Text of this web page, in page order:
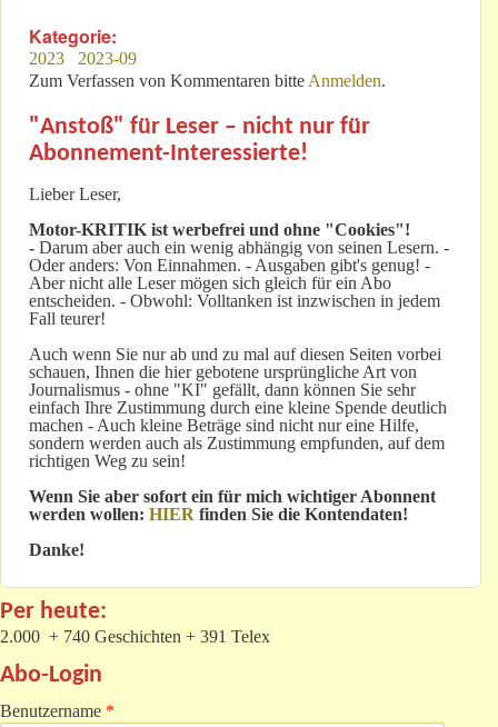
Kategorie:
2023
2023-09
Zum Verfassen von Kommentaren bitte Anmelden.
"Anstoß" für Leser – nicht nur für
Abonnement-Interessierte!
Lieber Leser,
Motor-KRITIK ist werbefrei und ohne "Cookies"!
- Darum aber auch ein wenig abhängig von seinen Lesern. -
Oder anders: Von Einnahmen. - Ausgaben gibt's genug! -
Aber nicht alle Leser mögen sich gleich für ein Abo
entscheiden. - Obwohl: Volltanken ist inzwischen in jedem
Fall teurer!
Auch wenn Sie nur ab und zu mal auf diesen Seiten vorbei
schauen, Ihnen die hier gebotene ursprüngliche Art von
Journalismus - ohne "KI" gefällt, dann können Sie sehr
einfach Ihre Zustimmung durch eine kleine Spende deutlich
machen - Auch kleine Beträge sind nicht nur eine Hilfe,
sondern werden auch als Zustimmung empfunden, auf dem
richtigen Weg zu sein!
Wenn Sie aber sofort ein für mich wichtiger Abonnent
werden wollen: HIER finden Sie die Kontendaten!
Danke!
Per heute:
2.000 + 740 Geschichten + 391 Telex
Abo-Login
Benutzername *